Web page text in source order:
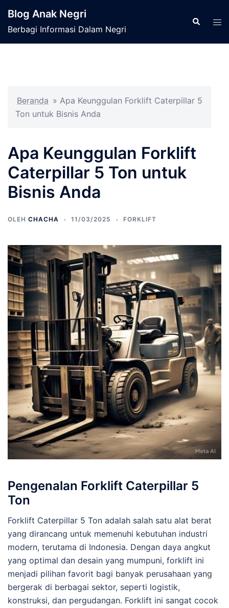
keBlog Anak Negri
Berbagi Informasi Dalam Negri
Cari
Beranda » Apa Keunggulan Forklift Caterpillar 5
Ton untuk Bisnis Anda
Apa Keunggulan Forklift
Caterpillar 5 Ton untuk
Bisnis Anda
OLEH CHACHA 11/03/2025 FORKLIFT
Pengenalan Forklift Caterpillar 5
Ton
Forklift Caterpillar 5 Ton adalah salah satu alat berat
yang dirancang untuk memenuhi kebutuhan industri
modern, terutama di Indonesia. Dengan daya angkut
yang optimal dan desain yang mumpuni, forklift ini
menjadi pilihan favorit bagi banyak perusahaan yang
bergerak di berbagai sektor, seperti logistik,
konstruksi, dan pergudangan. Forklift ini sangat cocok